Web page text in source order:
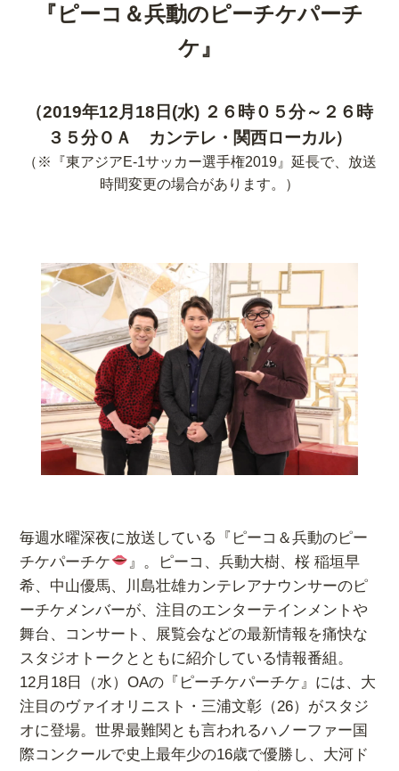
『ピーコ＆兵動のピーチケパーチ
ケ』
（2019年12月18日(水) ２６時０５分～２６時
３５分ＯＡ カンテレ・関西ローカル）
（※『東アジアE-1サッカー選手権2019』延長で、放送
時間変更の場合があります。）
毎週水曜深夜に放送している『ピーコ＆兵動のピー
チケパーチケ
』。ピーコ、兵動大樹、桜 稲垣早
希、中山優馬、川島壮雄カンテレアナウンサーのピ
ーチケメンバーが、注目のエンターテインメントや
舞台、コンサート、展覧会などの最新情報を痛快な
スタジオトークとともに紹介している情報番組。
12月18日（水）OAの『ピーチケパーチケ』には、大
注目のヴァイオリニスト・三浦文彰（26）がスタジ
オに登場。世界最難関とも言われるハノーファー国
際コンクールで史上最年少の16歳で優勝し、大河ド